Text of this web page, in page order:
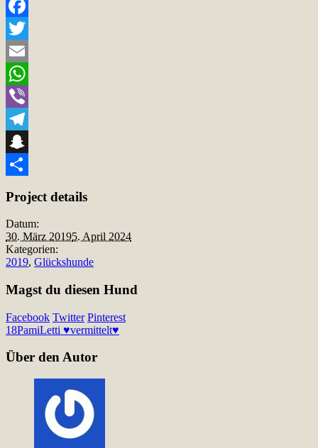
Facebook
Twitter
Email
WhatsApp
Viber
Telegram
Snapchat
Project details
Datum:
30. März 20195. April 2024
Kategorien:
2019, Glückshunde
Magst du diesen Hund
Facebook Twitter Pinterest
18PamiLetti ♥vermittelt♥
Über den Autor